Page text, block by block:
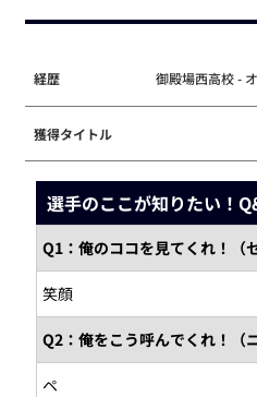
経歴 御殿場西高校 -
獲得タイトル
選手のここが知りたい！
Q1：俺のココを見てくれ！（
笑顔
Q2：俺をこう呼んでくれ！（
ペ